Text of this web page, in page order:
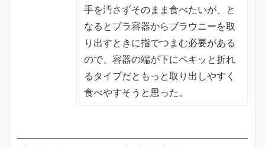
手を汚さずそのまま食べたいが、と
なるとプラ容器からブラウニーを取
り出すときに指でつまむ必要がある
ので、容器の端が下にペキッと折れ
るタイプだともっと取り出しやすく
食べやすそうと思った。